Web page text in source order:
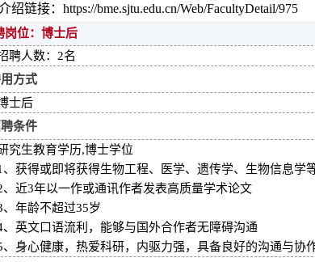
绍链接：https://bme.sjtu.edu.cn/Web/FacultyDetail/975
岗位：博士后
聘人数：2 名
方式
士后
条件
究生教育学历,博士学位
、获得或即将获得生物工程、医学、遗传学、生物信息学
、近3年以一作或通讯作者发表高质量学术论文
、年龄不超过35岁
、英文口语流利，能够与国外合作者无障碍沟通
、身心健康，热爱科研，内驱力强，具备良好的沟通与协